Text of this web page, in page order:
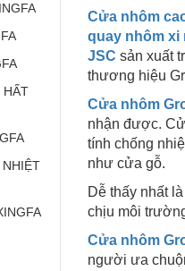
HẤT
Cửa nhôm
quay nhôm xi
JSC sản xuất
thương hiệu
Cửa nhôm
nhận được.
tính chống
như cửa gỗ.
Dễ thấy nhất
chịu môi
Cửa nhôm
người ưa